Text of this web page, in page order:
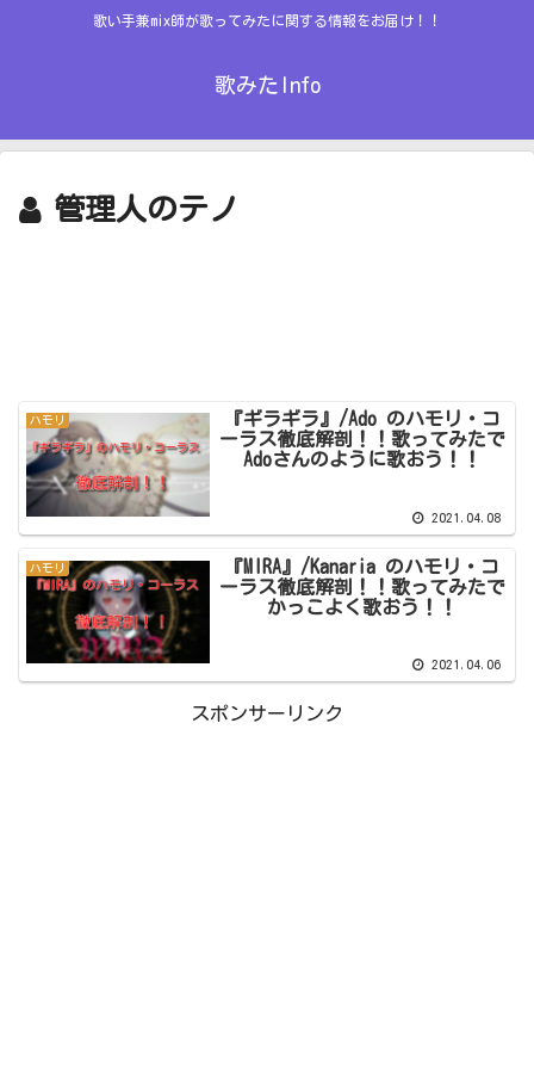
歌い手兼mix師が歌ってみたに関する情報をお届け！！
歌みたInfo
管理人のテノ
ハモリ
『ギラギラ』/Ado のハモリ・コ
ーラス徹底解剖！！歌ってみたで
Adoさんのように歌おう！！
2021.04.08
ハモリ
『MIRA』/Kanaria のハモリ・コ
ーラス徹底解剖！！歌ってみたで
かっこよく歌おう！！
2021.04.06
スポンサーリンク